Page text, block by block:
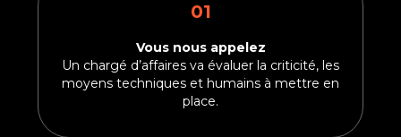
01
Vous nous appelez
Un chargé d’affaires va évaluer la criticité, les
moyens techniques et humains à mettre en
place.